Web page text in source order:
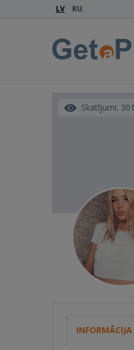
LV RU
Skatījumi: 301
INFORMĀCIJA